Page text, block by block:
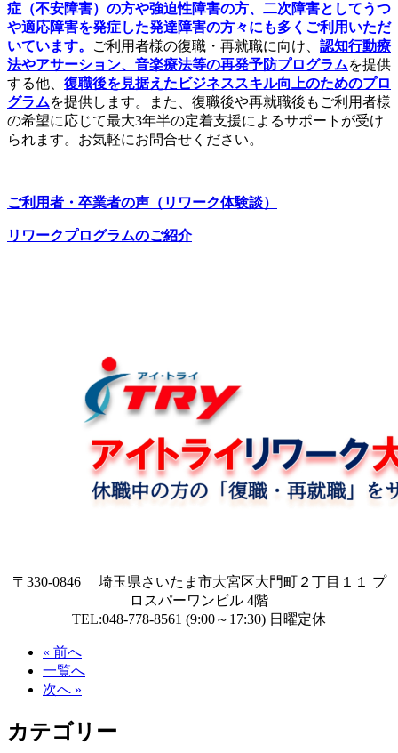
症（不安障害）の方や強迫性障害の方、二次障害としてうつ
や適応障害を発症した発達障害の方々にも多くご利用いただ
いています。
ご利用者様の復職・再就職に向け、 認知行動療
法やアサーション、音楽療法等の再発予防プログラムを提供
する他、 復職後を見据えたビジネススキル向上のためのプロ
グラムを提供します。また、復職後や再就職後もご利用者様
の希望に応じて最大3年半の定着支援によるサポートが受け
られます。お気軽にお問合せください。
ご利用者・卒業者の声（リワーク体験談）
リワークプログラムのご紹介
〒330-0846 埼玉県さいたま市大宮区大門町２丁目１１ プ
ロスパーワンビル 4階
TEL:048-778-8561 (9:00～17:30) 日曜定休
« 前へ
一覧へ
次へ »
カテゴリー